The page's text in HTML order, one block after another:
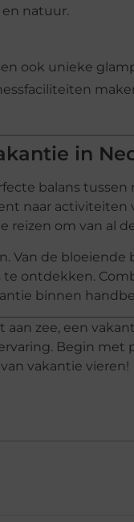
natuur.
ook unieke
in
balans tussen
naar activiteiten
reizen om van al
Van de
ontdekken.
binnen
zee, een
Begin met
vakantie vieren!